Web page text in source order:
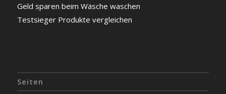
Geld sparen beim Wäsche waschen
Testsieger Produkte vergleichen
Seiten